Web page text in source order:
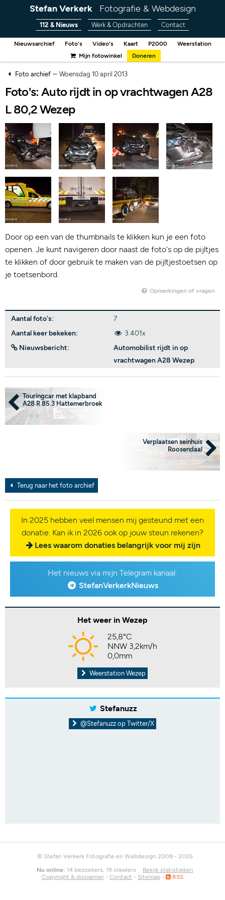
Stefan Verkerk Fotografie & Webdesign
112 & Nieuws Werk & Opdrachten Contact
Nieuwsarchief Foto's Video's Kaart P2000
Weerstation
Mijn fotowinkel
Doneren
Foto archief– Woensdag 10 april 2013
Foto's: Auto rijdt in op vrachtwagen A28
L 80,2 Wezep
Door op een van de thumbnails te klikken kun je een foto
openen. Je kunt navigeren door naast de foto's op de pijltjes
te klikken of door gebruik te maken van de pijltjestoetsen op
je toetsenbord.
Opmerkingen of vragen
Aantal foto's:
7
Aantal keer bekeken:
3.401x
Nieuwsbericht:
Automobilist rijdt in op
vrachtwagen A28 Wezep
Touringcar met klapband
A28 R 85.3 Hattemerbroek
Verplaatsen seinhuis
Roosendaal
Terug naar het foto archief
In 2025 hebben veel mensen mij gesteund met een
donatie. Kan ik in 2026 ook op jouw steun rekenen?
Lees waarom donaties belangrijk voor mij zijn
Het nieuws via mijn Telegram kanaal:
StefanVerkerkNieuws
Het weer in Wezep
25,8°C
NNW 3,2km/h
0,0mm
Weerstation Wezep
Stefanuzz
@Stefanuzz op Twitter/X
© Stefan Verkerk Fotografie en Webdesign 2008 - 2026
Nu online: 14 bezoekers, 19 crawlers
Bekijk statistieken
Copyright & disclaimer - Contact - Sitemap - RSS